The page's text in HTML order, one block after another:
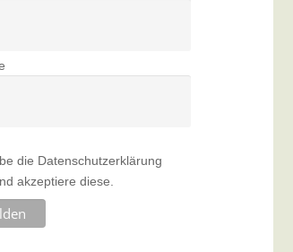
die Datenschutzerklärung
akzeptiere diese.